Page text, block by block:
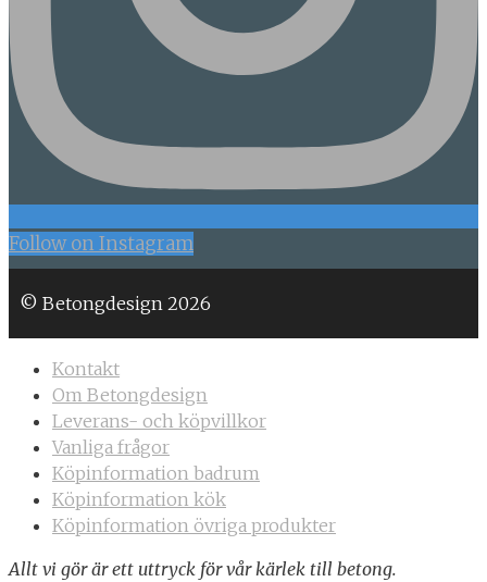
Follow on Instagram
© Betongdesign 2026
Kontakt
Om Betongdesign
Leverans- och köpvillkor
Vanliga frågor
Köpinformation badrum
Köpinformation kök
Köpinformation övriga produkter
Allt vi gör är ett uttryck för vår kärlek till betong.